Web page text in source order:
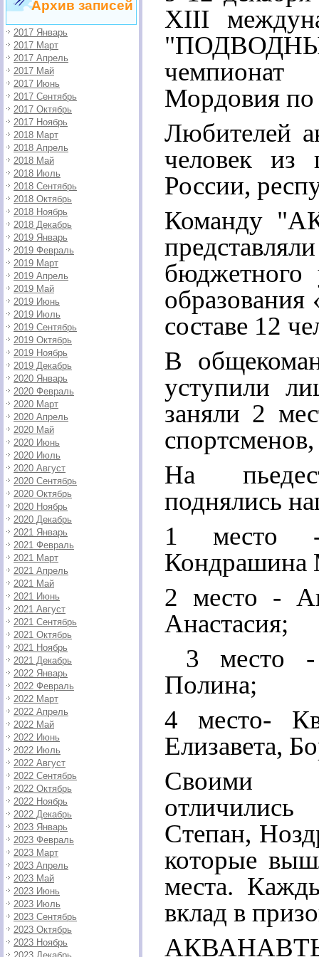
Архив записей
2017 Январь
2017 Март
2017 Апрель
2017 Май
2017 Июнь
2017 Сентябрь
2017 Октябрь
2017 Ноябрь
2018 Март
2018 Апрель
2018 Май
2018 Июль
2018 Сентябрь
2018 Октябрь
2018 Ноябрь
2018 Декабрь
2019 Январь
2019 Февраль
2019 Март
2019 Апрель
2019 Май
2019 Июнь
2019 Июль
2019 Сентябрь
2019 Октябрь
2019 Ноябрь
2019 Декабрь
2020 Январь
2020 Февраль
2020 Март
2020 Апрель
2020 Май
2020 Июнь
2020 Июль
2020 Август
2020 Сентябрь
2020 Октябрь
2020 Ноябрь
2020 Декабрь
2021 Январь
2021 Февраль
2021 Март
2021 Апрель
2021 Май
2021 Июнь
2021 Август
2021 Сентябрь
2021 Октябрь
2021 Ноябрь
2021 Декабрь
2022 Январь
2022 Февраль
2022 Март
2022 Апрель
2022 Май
2022 Июнь
2022 Июль
2022 Август
2022 Сентябрь
2022 Октябрь
2022 Ноябрь
2022 Декабрь
2023 Январь
2023 Февраль
2023 Март
2023 Апрель
2023 Май
2023 Июнь
2023 Июль
2023 Сентябрь
2023 Октябрь
2023 Ноябрь
XIII
чемпионат
Мордовия по
Любителей
человек из
России,
Команду
бюджетного
образования
составе 12
В
уступили
заняли 2
На
поднялись
1 место
Кондрашина
2 место -
Анастасия;
3 место -
Полина;
4 место-
Елизавета,
Своими
Степан,
которые
места.
вклад в